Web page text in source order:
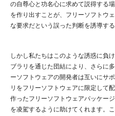
の自尊心と功名心に求めて説得する
を作り出すことが、フリーソフトウ
な要求だという誤った判断を誘導する
しかし私たちはこのような誘惑に負
ブラリを通じた団結により、さらに
ーソフトウェアの開発者は互いにサ
リをフリーソフトウェアに限定して
作ったフリーソフトウェアパッケー
を凌駕するように助けてくれます。